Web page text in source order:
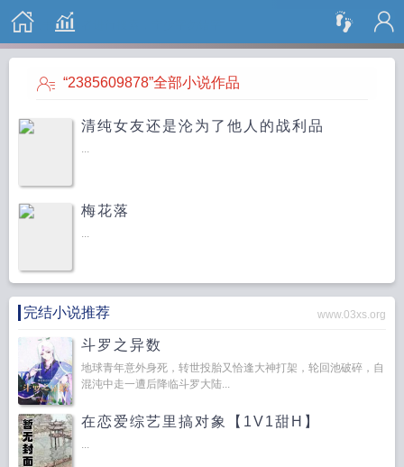
搜 索
“2385609878”全部小说作品
清纯女友还是沦为了他人的战利品
...
梅花落
...
完结小说推荐 www.03xs.org
斗罗之异数
地球青年意外身死，转世投胎又恰逢大神打架，轮回池破碎，自
混沌中走一遭后降临斗罗大陆...
在恋爱综艺里搞对象【1V1甜H】
...